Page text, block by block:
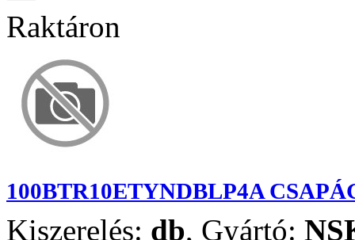
Raktáron
100BTR10ETYNDBLP4A
Kiszerelés: db, Gyártó: